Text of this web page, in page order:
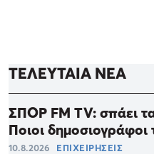
ΤΕΛΕΥΤΑΙΑ ΝΕΑ
ΣΠΟΡ FM TV: σπάει
Ποιοι δημοσιογράφοι
10.8.2026 ΕΠΙΧΕΙΡΗΣΕΙΣ